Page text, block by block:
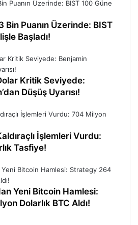
Bin Puanın Üzerinde: BIST
Başladı!
Kritik Seviyede:
Düşüş Uyarısı!
İşlemleri Vurdu:
Tasfiye!
Yeni Bitcoin Hamlesi:
Dolarlık BTC Aldı!